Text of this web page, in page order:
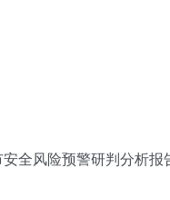
全风险预警研判分析报